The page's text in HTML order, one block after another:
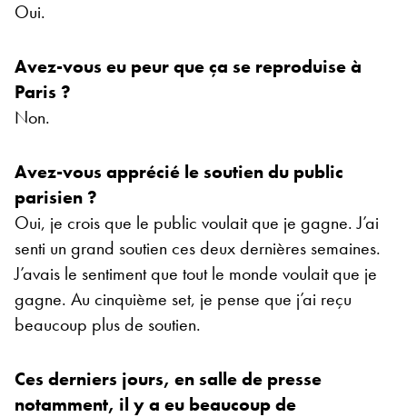
Oui.
Avez-vous eu peur que ça se reproduise à
Paris ?
Non.
Avez-vous apprécié le soutien du public
parisien ?
Oui, je crois que le public voulait que je gagne. J’ai
senti un grand soutien ces deux dernières semaines.
J’avais le sentiment que tout le monde voulait que je
gagne. Au cinquième set, je pense que j’ai reçu
beaucoup plus de soutien.
Ces derniers jours, en salle de presse
notamment, il y a eu beaucoup de